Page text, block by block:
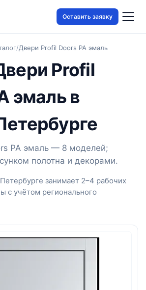
Оставить заявку
/Двери Profil Doors PA эмаль
Profil
эмаль в
PA эмаль — 8 моделей;
полотна и декорами.
занимает 2–4 рабочих
с учётом регионального